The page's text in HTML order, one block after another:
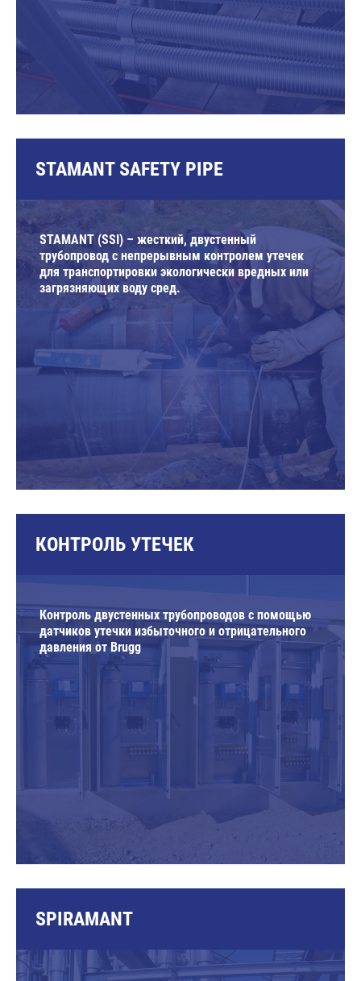
STAMANT SAFETY PIPE
STAMANT (SSI) – жесткий, двустенный
трубопровод с непрерывным контролем утечек
для транспортировки экологически вредных или
загрязняющих воду сред.
КОНТРОЛЬ УТЕЧЕК
Контроль двустенных трубопроводов с помощью
датчиков утечки избыточного и отрицательного
давления от Brugg
SPIRAMANT